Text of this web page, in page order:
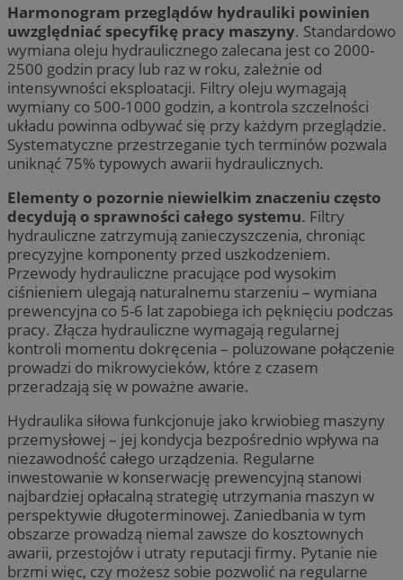
Harmonogram przeglądów hydrauliki powinien
uwzględniać specyfikę pracy maszyny. Standardowo
wymiana oleju hydraulicznego zalecana jest co 2000-
2500 godzin pracy lub raz w roku, zależnie od
intensywności eksploatacji. Filtry oleju wymagają
wymiany co 500-1000 godzin, a kontrola szczelności
układu powinna odbywać się przy każdym przeglądzie.
Systematyczne przestrzeganie tych terminów pozwala
uniknąć 75% typowych awarii hydraulicznych.
Elementy o pozornie niewielkim znaczeniu często
decydują o sprawności całego systemu. Filtry
hydrauliczne zatrzymują zanieczyszczenia, chroniąc
precyzyjne komponenty przed uszkodzeniem.
Przewody hydrauliczne pracujące pod wysokim
ciśnieniem ulegają naturalnemu starzeniu – wymiana
prewencyjna co 5-6 lat zapobiega ich pęknięciu podczas
pracy. Złącza hydrauliczne wymagają regularnej
kontroli momentu dokręcenia – poluzowane połączenie
prowadzi do mikrowycieków, które z czasem
przeradzają się w poważne awarie.
Hydraulika siłowa funkcjonuje jako krwiobieg maszyny
przemysłowej – jej kondycja bezpośrednio wpływa na
niezawodność całego urządzenia. Regularne
inwestowanie w konserwację prewencyjną stanowi
najbardziej opłacalną strategię utrzymania maszyn w
perspektywie długoterminowej. Zaniedbania w tym
obszarze prowadzą niemal zawsze do kosztownych
awarii, przestojów i utraty reputacji firmy. Pytanie nie
brzmi więc, czy możesz sobie pozwolić na regularne